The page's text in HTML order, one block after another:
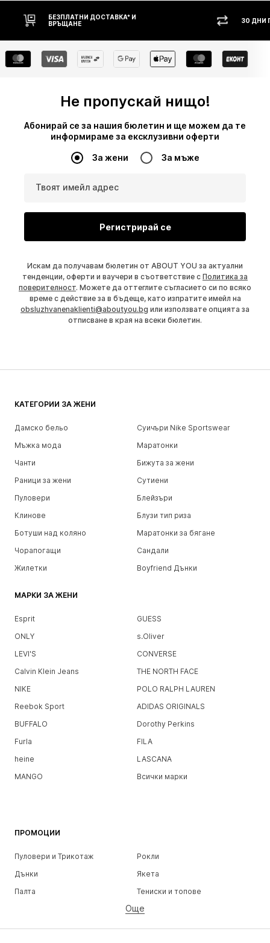
БЕЗПЛАТНИ ДОСТАВКА* И
ВРЪЩАНЕ
30 ДНИ ПРАВО
Не пропускай нищо!
Абонирай се за нашия бюлетин и ще можем да те
информираме за ексклузивни оферти
За жени За мъже
Твоят имейл адрес
Регистрирай се
Искам да получавам бюлетин от ABOUT YOU за актуални
тенденции, оферти и ваучери в съответствие с Политика за
поверителност. Можете да оттеглите съгласието си по всяко
време с действие за в бъдеще, като изпратите имейл на
obsluzhvanenaklienti@aboutyou.bg или използвате опцията за
отписване в края на всеки бюлетин.
КАТЕГОРИИ ЗА ЖЕНИ
Дамско бельо
Суичъри Nike Sportswear
Мъжка мода
Маратонки
Чанти
Бижута за жени
Раници за жени
Сутиени
Пуловери
Блейзъри
Клинове
Блузи тип риза
Ботуши над коляно
Маратонки за бягане
Чорапогащи
Сандали
Жилетки
Boyfriend Дънки
МАРКИ ЗА ЖЕНИ
Esprit
GUESS
ONLY
s.Oliver
LEVI'S
CONVERSE
Calvin Klein Jeans
THE NORTH FACE
NIKE
POLO RALPH LAUREN
Reebok Sport
ADIDAS ORIGINALS
BUFFALO
Dorothy Perkins
Furla
FILA
heine
LASCANA
MANGO
Всички марки
ПРОМОЦИИ
Пуловери и Трикотаж
Рокли
Дънки
Якета
Палта
Тениски и топове
Бельо
Поли
Блузи и туники
Още